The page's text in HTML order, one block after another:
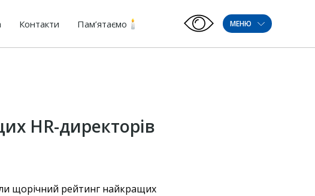
Контакти Пам’ятаємо МЕНЮ
HR-директорів
щорічний рейтинг найкращих